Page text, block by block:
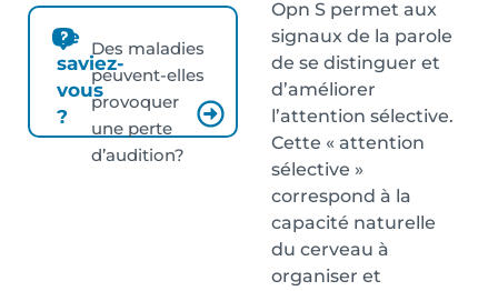
Le
saviez-
vous
?
Des maladies
peuvent-elles
provoquer
une perte
d’audition?
Opn S permet aux
signaux de la parole
de se distinguer et
d’améliorer
l’attention sélective.
Cette « attention
sélective »
correspond à la
capacité naturelle
du cerveau à
organiser et